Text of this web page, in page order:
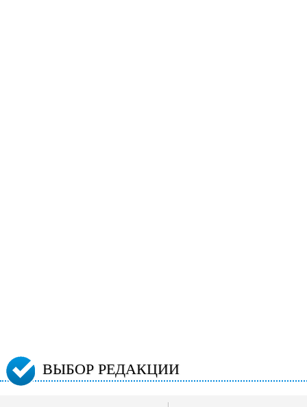
ВЫБОР РЕДАКЦИИ